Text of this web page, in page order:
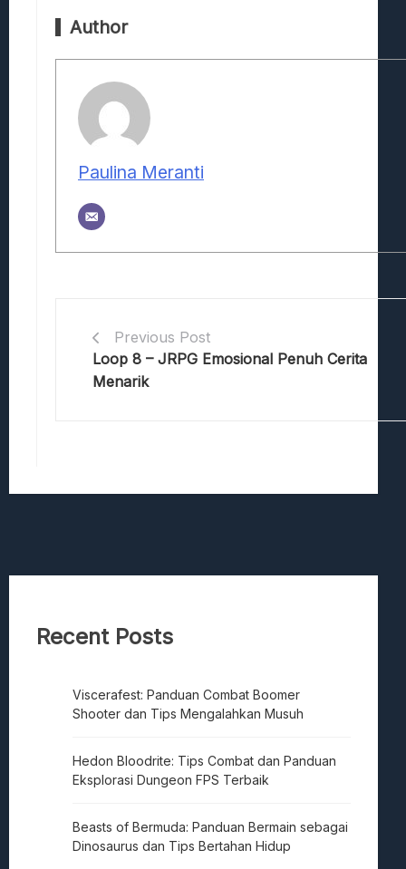
Author
Paulina Meranti
Previous Post
Loop 8 – JRPG Emosional Penuh Cerita
Menarik
Recent Posts
Viscerafest: Panduan Combat Boomer
Shooter dan Tips Mengalahkan Musuh
Hedon Bloodrite: Tips Combat dan Panduan
Eksplorasi Dungeon FPS Terbaik
Beasts of Bermuda: Panduan Bermain sebagai
Dinosaurus dan Tips Bertahan Hidup